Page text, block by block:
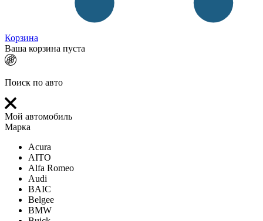
Корзина
Ваша корзина пуста
Поиск по авто
Мой автомобиль
Марка
Acura
AITO
Alfa Romeo
Audi
BAIC
Belgee
BMW